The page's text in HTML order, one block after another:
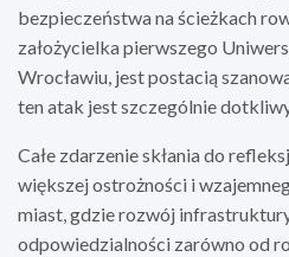
bezpieczeństwa na ścieżkach
założycielka pierwszego
Wrocławiu, jest postacią
ten atak jest szczególnie
Całe zdarzenie skłania do
większej ostrożności i
miast, gdzie rozwój
odpowiedzialności zarówno od